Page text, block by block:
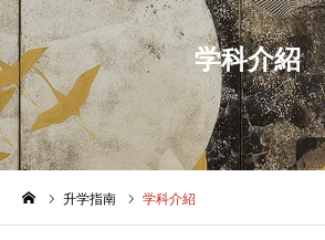
学科介紹
升学指南 学科介紹
合格案例
首页
学院介紹
最新資訊